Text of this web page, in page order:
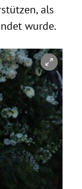
als
wurde.